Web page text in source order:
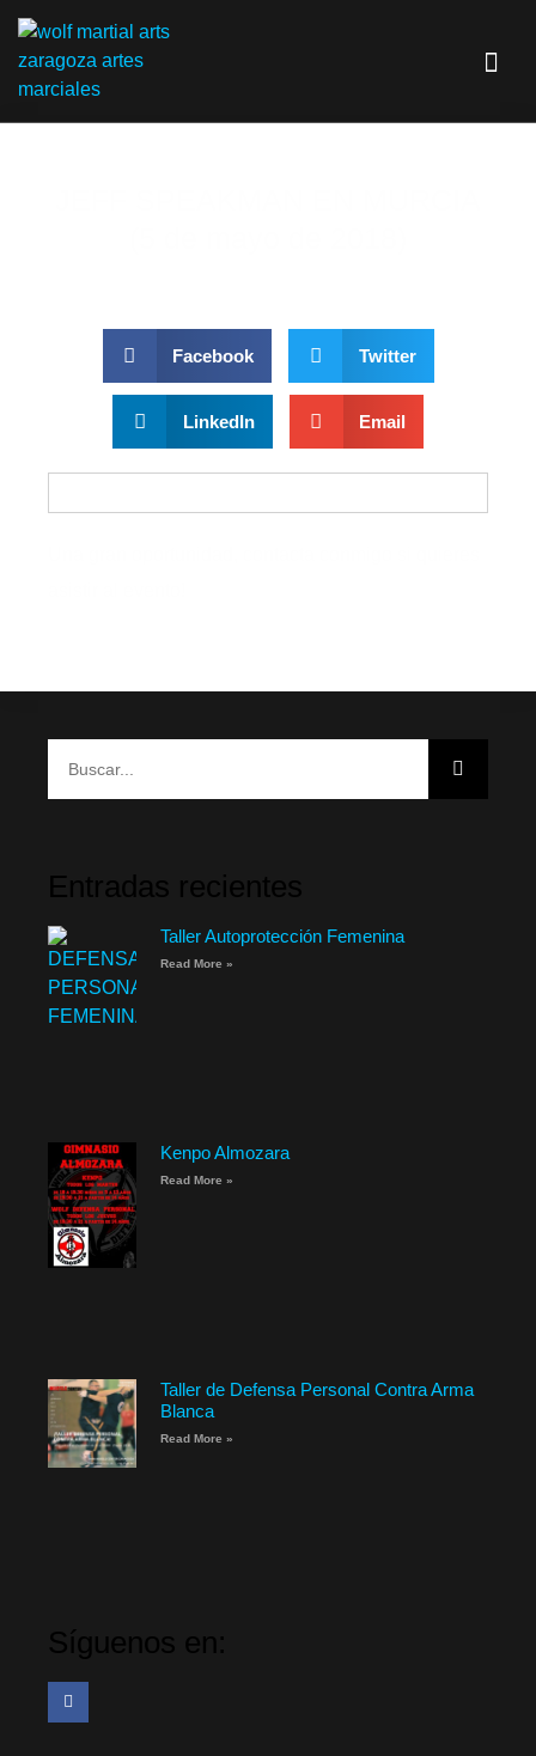
Facebook Twitter
LinkedIn Email
Entradas recientes
Taller Autoprotección Femenina
Read More »
Kenpo Almozara
Read More »
Taller de Defensa Personal Contra Arma
Blanca
Read More »
Síguenos en: